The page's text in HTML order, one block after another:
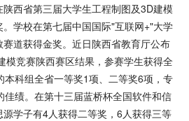
西省第三届大学生工程制图及3D建模
学校在第七届中国国际"互联网+"大学
道获得金奖。近日陕西省教育厅公布
模竞赛陕西赛区结果，参赛学生获得全
科组全省一等奖1项、二等奖6项，专
绩。在第十三届蓝桥杯全国软件和信
学子有4人获得二等奖，6人获得三等